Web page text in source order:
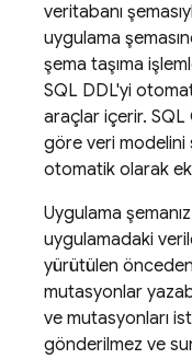
veritabanı
uygulama
şema taşıma
SQL DDL'yi
araçlar içerir. SQL
göre veri modelini
otomatik olarak
Uygulama
uygulamadaki
yürütülen
mutasyonlar
ve mutasyonları
gönderilmez ve